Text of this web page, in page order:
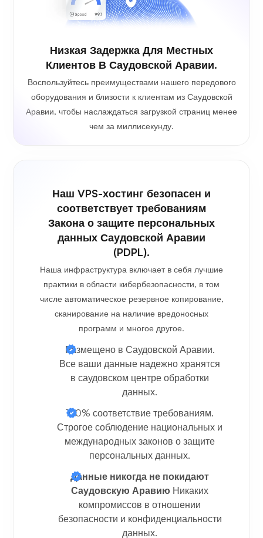
Низкая Задержка Для Местных
Клиентов В Саудовской Аравии.
Воспользуйтесь преимуществами нашего передового
оборудования и близости к клиентам из Саудовской
Аравии, чтобы наслаждаться загрузкой страниц менее
чем за миллисекунду.
Наш VPS-хостинг безопасен и
соответствует требованиям
Закона о защите персональных
данных Саудовской Аравии
(PDPL).
Наша инфраструктура включает в себя лучшие
практики в области кибербезопасности, в том
числе автоматическое резервное копирование,
сканирование на наличие вредоносных
программ и многое другое.
Размещено в Саудовской Аравии.
Все ваши данные надежно хранятся
в саудовском центре обработки
данных.
100% соответствие требованиям.
Строгое соблюдение национальных и
международных законов о защите
персональных данных.
Данные никогда не покидают
Саудовскую Аравию Никаких
компромиссов в отношении
безопасности и конфиденциальности
данных.